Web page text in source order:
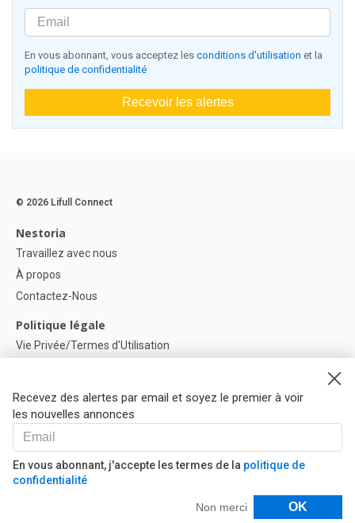
En vous abonnant, vous acceptez les conditions d'utilisation et la
politique de confidentialité
Recevoir les alertes
Recevez des alertes par email et soyez le premier à voir
les nouvelles annonces
En vous abonnant, j'accepte les termes de la politique de
confidentialité
Non merci OK
Filtres
© 2026 Lifull Connect
Nestoria
Travaillez avec nous
À propos
Contactez-Nous
Politique légale
Vie Privée/Termes d'Utilisation
Paramètres des cookies
Aide
FAQ
Nos Partenaires